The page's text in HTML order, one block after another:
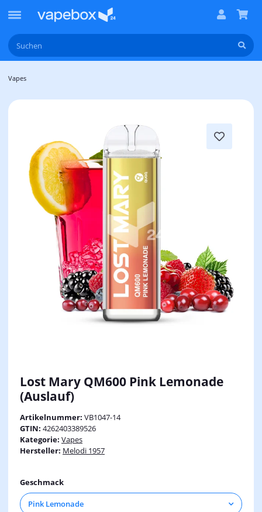
Vapes
Lost Mary QM600 Pink Lemonade
(Auslauf)
Artikelnummer: VB1047-14
GTIN: 4262403389526
Kategorie: Vapes
Hersteller: Melodi 1957
Geschmack
Pink Lemonade